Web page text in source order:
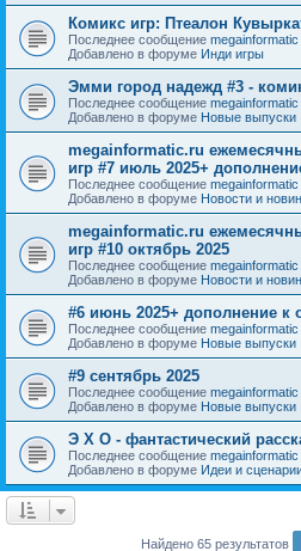
Комикс игр: Птеалон
Последнее сообщение megainformatic
Добавлено в форуме Инди игры
Эмми город надежд #3 -
Последнее сообщение megainformatic
Добавлено в форуме Новые выпуски
megainformatic.ru
игр #7 июль 2025+
Последнее сообщение megainformatic
Добавлено в форуме Новости и
megainformatic.ru
игр #10 октябрь 2025
Последнее сообщение megainformatic
Добавлено в форуме Новости и
#6 июнь 2025+ дополнение к
Последнее сообщение megainformatic
Добавлено в форуме Новые выпуски
#9 сентябрь 2025
Последнее сообщение megainformatic
Добавлено в форуме Новые выпуски
Э Х О - фантастический
Последнее сообщение megainformatic
Добавлено в форуме Идеи и
Найдено 65 результатов